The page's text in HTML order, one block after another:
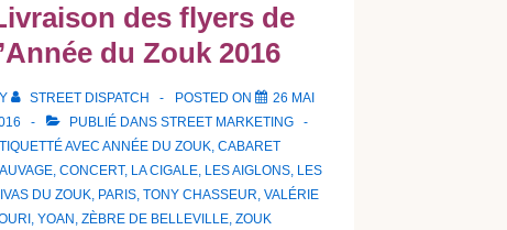
des flyers de
du Zouk 2016
STREET DISPATCH POSTED ON
26 MAI
PUBLIÉ DANS STREET MARKETING
AVEC ANNÉE DU ZOUK, CABARET
, CONCERT, LA CIGALE, LES AIGLONS, LES
DU ZOUK, PARIS, TONY CHASSEUR, VALÉRIE
, YOAN , ZÈBRE DE BELLEVILLE, ZOUK